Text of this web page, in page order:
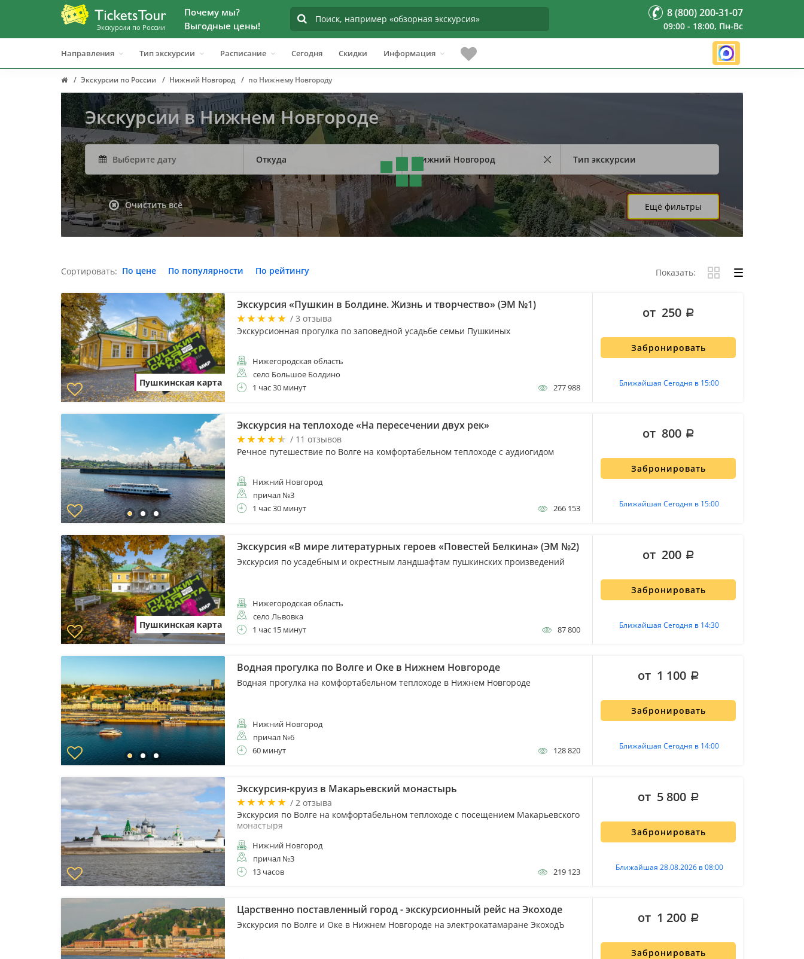
Экскурсии по России
Почему мы?
Выгодные цены!
8 (800) 200-31-07
09:00 - 18:00, Пн-Вс
Направления Тип экскурсии Расписание Сегодня Скидки Информация
Экскурсии по России Нижний Новгород по Нижнему Новгороду
Экскурсии в Нижнем Новгороде
Откуда Нижний Новгород Тип экскурсии
Очистить всё Ещё фильтры
Сортировать: По цене По популярности По рейтингу Показать:
Пушкинская карта
Экскурсия «Пушкин в Болдине. Жизнь и творчество» (ЭМ №1)
/ 3 отзыва
Экскурсионная прогулка по заповедной усадьбе семьи Пушкиных
Нижегородская область
село Большое Болдино
1 час 30 минут
277 988
Забронировать
Ближайшая Сегодня в 15:00
от 250
Экскурсия на теплоходе «На пересечении двух рек»
/ 11 отзывов
Речное путешествие по Волге на комфортабельном теплоходе с аудиогидом
Нижний Новгород
причал №3
1 час 30 минут
266 153
Забронировать
Ближайшая Сегодня в 15:00
от 800
Пушкинская карта
Экскурсия «В мире литературных героев «Повестей Белкина» (ЭМ №2)
Экскурсия по усадебным и окрестным ландшафтам пушкинских произведений
Нижегородская область
село Львовка
1 час 15 минут
87 800
Забронировать
Ближайшая Сегодня в 14:30
от 200
Водная прогулка по Волге и Оке в Нижнем Новгороде
Водная прогулка на комфортабельном теплоходе в Нижнем Новгороде
Нижний Новгород
причал №6
60 минут
128 820
Забронировать
Ближайшая Сегодня в 14:00
от 1 100
Экскурсия-круиз в Макарьевский монастырь
/ 2 отзыва
Экскурсия по Волге на комфортабельном теплоходе с посещением Макарьевского
монастыря
Нижний Новгород
причал №3
13 часов
219 123
Забронировать
Ближайшая 28.08.2026 в 08:00
от 5 800
Царственно поставленный город - экскурсионный рейс на Экоходе
Экскурсия по Волге и Оке в Нижнем Новгороде на электрокатамаране ЭкоходЪ
Забронировать
от 1 200